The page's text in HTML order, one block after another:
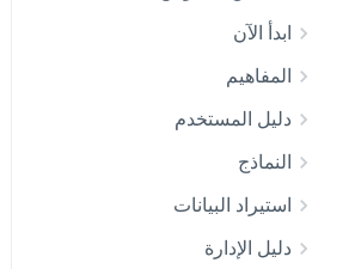
ابدأ الآن
المفاهيم
دليل المستخدم
النماذج
استيراد البيانات
دليل الإدارة